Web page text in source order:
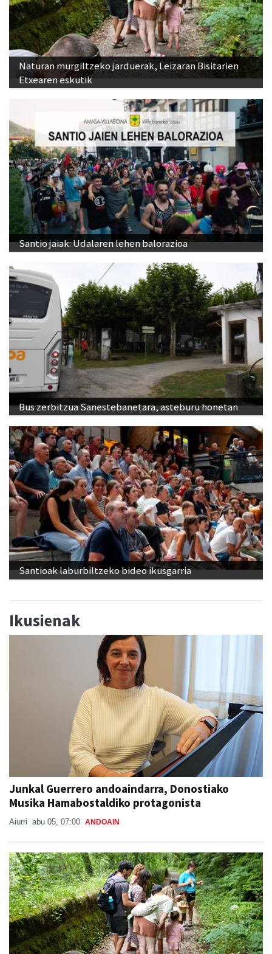
Naturan murgiltzeko jarduerak, Leizaran Bisitarien
Etxearen eskutik
Santio jaiak: Udalaren lehen balorazioa
Bus zerbitzua Sanestebanetara, asteburu honetan
Santioak laburbiltzeko bideo ikusgarria
Ikusienak
Junkal Guerrero andoaindarra, Donostiako
Musika Hamabostaldiko protagonista
Aiurri abu 05, 07:00 ANDOAIN